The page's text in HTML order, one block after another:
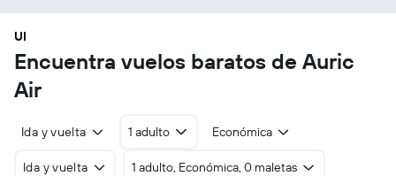
UI
Encuentra vuelos baratos de Auric
Air
Ida y vuelta 1 adulto Económica
Ida y vuelta 1 adulto, Económica, 0 maletas